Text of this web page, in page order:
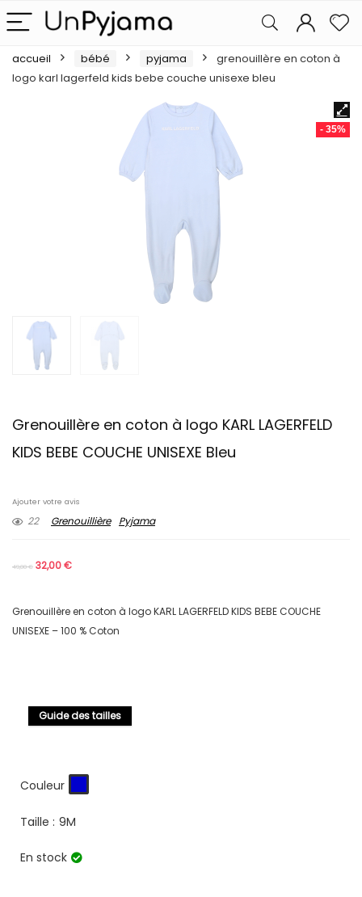
accueil bébé pyjama
grenouillère en coton à
logo karl lagerfeld kids bebe couche unisexe bleu
- 35%
Grenouillère en coton à logo KARL LAGERFELD
KIDS BEBE COUCHE UNISEXE Bleu
Ajouter votre avis
22 Grenouillière Pyjama
49,00€ 32,00€
Grenouillère en coton à logo KARL LAGERFELD KIDS BEBE COUCHE
UNISEXE – 100 % Coton
Guide des tailles
Couleur
Taille : 9M
En stock